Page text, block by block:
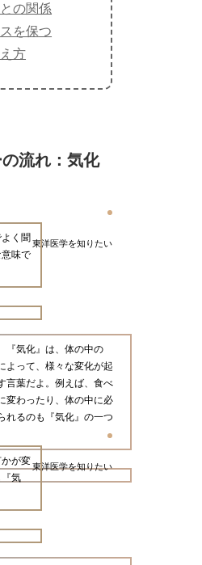
の関係
を保つ
方
流れ：気化
東洋医学を知りたい
く聞
味で
『気化』は、体の中の
よって、様々な変化が起
言葉だよ。例えば、食べ
変わったり、体の中に必
れるのも『気化』の一つ
東洋医学を知りたい
が変
気